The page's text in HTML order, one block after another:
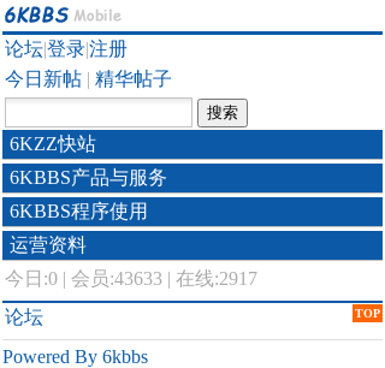
论坛|登录|注册
今日新帖 | 精华帖子
6KZZ快站
6KBBS产品与服务
6KBBS程序使用
运营资料
今日:0 | 会员:43633 | 在线:2917
TOP
论坛
Powered By 6kbbs